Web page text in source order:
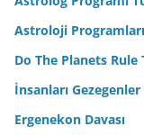
Astroloji Programları
Do The Planets Rule
İnsanları
Ergenekon Davası